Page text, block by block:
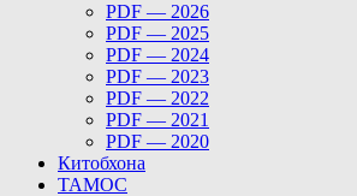
PDF — 2026
PDF — 2025
PDF — 2024
PDF — 2023
PDF — 2022
PDF — 2021
PDF — 2020
Китобхона
ТАМОС